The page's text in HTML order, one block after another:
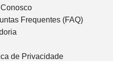
Frequentes (FAQ)
de Privacidade